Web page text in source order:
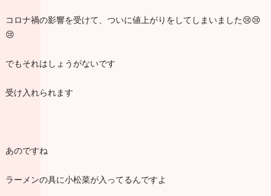
コロナ禍の影響を受けて、ついに値上がりをしてしまいました😢😢
😢
でもそれはしょうがないです
受け入れられます
あのですね
ラーメンの具に小松菜が入ってるんですよ